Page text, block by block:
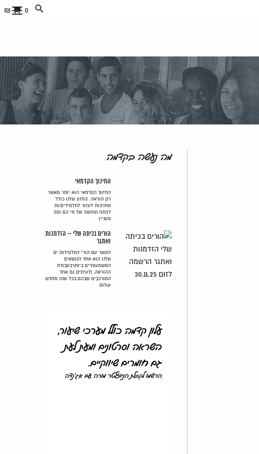
0 ₪
מה נעשה בקדמה
החינוך הקדמאי
החינוך הקדמאי הוא יותר מאשר
רק הוראה. החזון שלנו כולל
מחויבות לעזור לתלמידים/ות
לפתח תחושה של מי הם ומה
מעניין
הורים בכיתה שלי – הזדמנות
ואתגר
הקשר עם הורי התלמידות.ים
שלנו הוא אחד הנושאים
המשמעותיים ביותרבעבודת
ההוראה, ולעיתים גם אחד
המורכבים שבהם.בכל שנה מחדש
עולות
עלון קדמה כולל מערכי שיעור,
השראה וסרטונים ומעת לעת
גם חומרים שיווקיים.
הרשמו לקבלת הניוזלטר מורה עם אג'נדה